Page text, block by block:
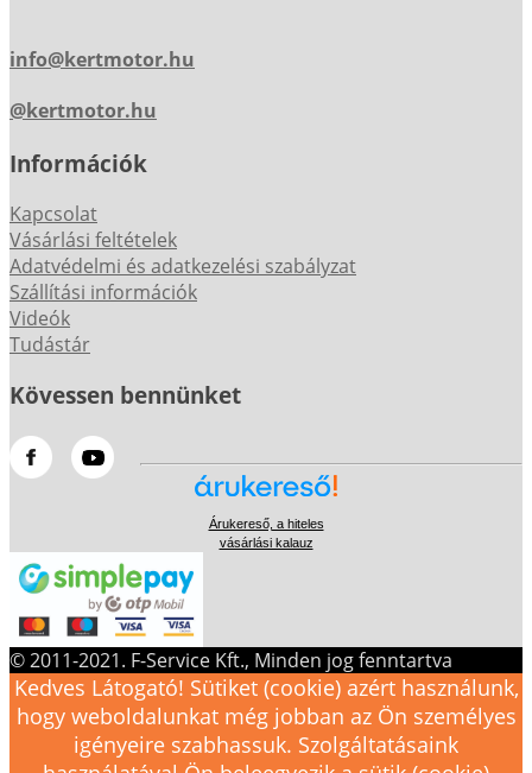
info@kertmotor.hu
@kertmotor.hu
Információk
Kapcsolat
Vásárlási feltételek
Adatvédelmi és adatkezelési szabályzat
Szállítási információk
Videók
Tudástár
Kövessen bennünket
Árukereső, a hiteles
vásárlási kalauz
© 2011-2021. F-Service Kft., Minden jog fenntartva
Kedves Látogató! Sütiket (cookie) azért használunk,
hogy weboldalunkat még jobban az Ön személyes
igényeire szabhassuk. Szolgáltatásaink